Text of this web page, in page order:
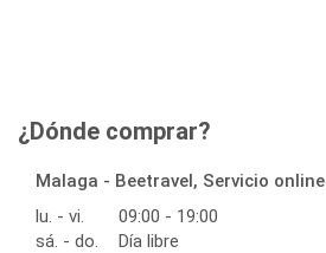
¿Dónde comprar?
Malaga - Beetravel, Servicio online
lu. - vi.
09:00 - 19:00
sá. - do.
Día libre